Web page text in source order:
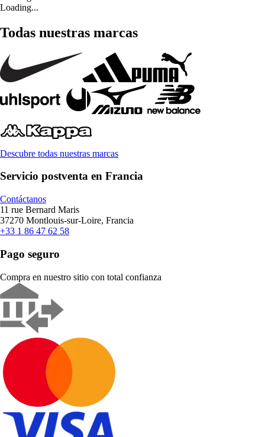
Loading...
Todas nuestras marcas
Descubre todas nuestras marcas
Servicio postventa en Francia
Contáctanos
11 rue Bernard Maris
37270 Montlouis-sur-Loire, Francia
+33 1 86 47 62 58
Pago seguro
Compra en nuestro sitio con total confianza